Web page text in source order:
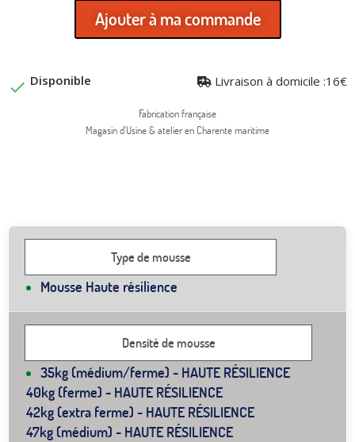
Ajouter à ma commande
 Disponible Livraison à domicile :16€
Fabrication française
Magasin d'Usine & atelier en Charente maritime
Type de mousse
Mousse Haute résilience
Densité de mousse
35kg (médium/ferme) - HAUTE RÉSILIENCE
40kg (ferme) - HAUTE RÉSILIENCE
42kg (extra ferme) - HAUTE RÉSILIENCE
47kg (médium) - HAUTE RÉSILIENCE